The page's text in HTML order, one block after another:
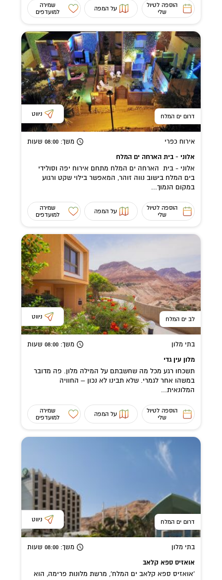
הוספה לטיול
שלי
על המפה
שמירה
למועדפים
דרום ים המלח ניווט
אירוח כפרי משך: 08:00 שעות
אלוני - בית הארחה ים המלח
אלוני - בית הארחה ים המלח מתחם אירוח יפה וסולידי
בים המלח בישוב נווה זוהר, המאפשר בילוי שקט ורגוע
במקום הנמוך...
הוספה לטיול
שלי
על המפה
שמירה
למועדפים
לב ים המלח ניווט
בתי מלון משך: 08:00 שעות
מלון עין גדי
תשכחו רגע מכל מה שחשבתם על המילה מלון. פה מדובר
במשהו אחר לגמרי. שלא תבינו לא נכון – החוויה
המלונאית...
הוספה לטיול
שלי
על המפה
שמירה
למועדפים
דרום ים המלח ניווט
בתי מלון משך: 08:00 שעות
אואזיס ספא קלאב
'אואזיס ספא קלאב ים המלח', מרשת מלונות פרימה, הוא